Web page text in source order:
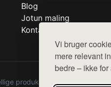
Vi bruger
mere relevant
bedre – ikke
Blog
Jotun maling
Kontakt
produkter fra diverse